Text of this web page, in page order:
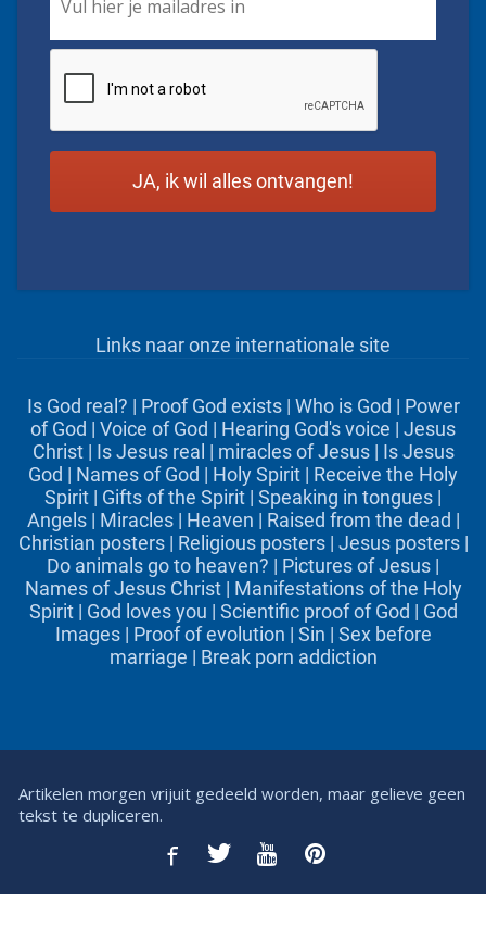
Links naar onze internationale site
Is God real? | Proof God exists| Who is God | Power
of God | Voice of God | Hearing God's voice | Jesus
Christ| Is Jesus real | miracles of Jesus| Is Jesus
God | Names of God | Holy Spirit | Receive the Holy
Spirit | Gifts of the Spirit | Speaking in tongues |
Angels| Miracles| Heaven | Raised from the dead |
Christian posters| Religious posters| Jesus posters|
Do animals go to heaven? | Pictures of Jesus |
Names of Jesus Christ| Manifestations of the Holy
Spirit| God loves you | Scientific proof of God | God
Images| Proof of evolution | Sin | Sex before
marriage | Break porn addiction
Artikelen morgen vrijuit gedeeld worden, maar gelieve geen
tekst te dupliceren.